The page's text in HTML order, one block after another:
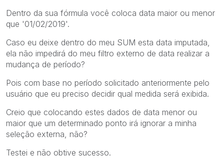
Dentro da sua fórmula você coloca data maior ou menor
que '01/02/2019'.
Caso eu deixe dentro do meu SUM esta data imputada,
ela não impedirá do meu filtro externo de data realizar a
mudança de período?
Pois com base no período solicitado anteriormente pelo
usuário que eu preciso decidir qual medida será exibida.
Creio que colocando estes dados de data menor ou
maior que um determinado ponto irá ignorar a minha
seleção externa, não?
Testei e não obtive sucesso.